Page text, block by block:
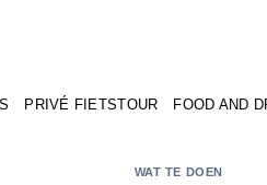
PRIVÉ FIETSTOUR FOOD AND
WAT TE DOEN